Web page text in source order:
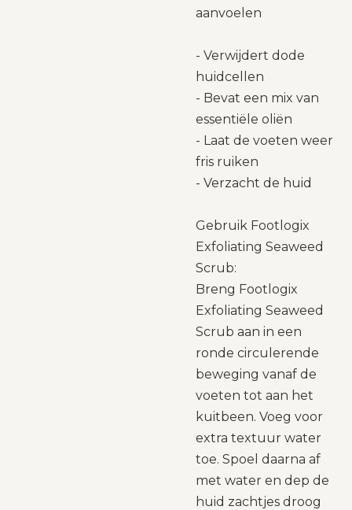
aanvoelen
- Verwijdert dode
huidcellen
- Bevat een mix van
essentiële oliën
- Laat de voeten weer
fris ruiken
- Verzacht de huid
Gebruik Footlogix
Exfoliating Seaweed
Scrub:
Breng Footlogix
Exfoliating Seaweed
Scrub aan in een
ronde circulerende
beweging vanaf de
voeten tot aan het
kuitbeen. Voeg voor
extra textuur water
toe. Spoel daarna af
met water en dep de
huid zachtjes droog